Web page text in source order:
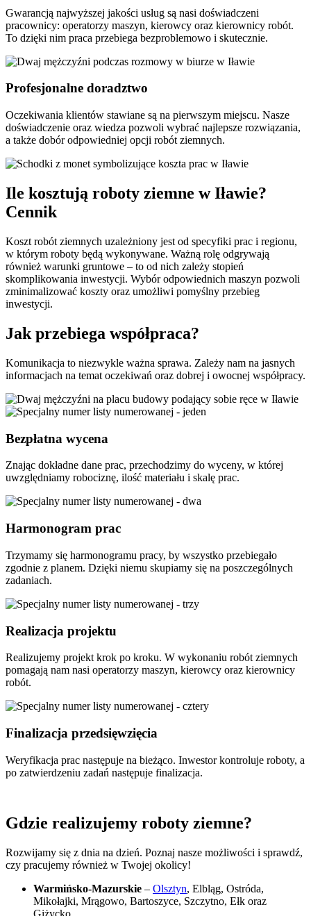
Gwarancją najwyższej jakości usług są nasi doświadczeni
pracownicy: operatorzy maszyn, kierowcy oraz kierownicy robót.
To dzięki nim praca przebiega bezproblemowo i skutecznie.
Profesjonalne doradztwo
Oczekiwania klientów stawiane są na pierwszym miejscu. Nasze
doświadczenie oraz wiedza pozwoli wybrać najlepsze rozwiązania,
a także dobór odpowiedniej opcji robót ziemnych.
Ile kosztują roboty ziemne w Iławie?
Cennik
Koszt robót ziemnych uzależniony jest od specyfiki prac i regionu,
w którym roboty będą wykonywane. Ważną rolę odgrywają
również warunki gruntowe – to od nich zależy stopień
skomplikowania inwestycji. Wybór odpowiednich maszyn pozwoli
zminimalizować koszty oraz umożliwi pomyślny przebieg
inwestycji.
Jak przebiega współpraca?
Komunikacja to niezwykle ważna sprawa. Zależy nam na jasnych
informacjach na temat oczekiwań oraz dobrej i owocnej współpracy.
Bezpłatna wycena
Znając dokładne dane prac, przechodzimy do wyceny, w której
uwzględniamy robociznę, ilość materiału i skalę prac.
Harmonogram prac
Trzymamy się harmonogramu pracy, by wszystko przebiegało
zgodnie z planem. Dzięki niemu skupiamy się na poszczególnych
zadaniach.
Realizacja projektu
Realizujemy projekt krok po kroku. W wykonaniu robót ziemnych
pomagają nam nasi operatorzy maszyn, kierowcy oraz kierownicy
robót.
Finalizacja przedsięwzięcia
Weryfikacja prac następuje na bieżąco. Inwestor kontroluje roboty, a
po zatwierdzeniu zadań następuje finalizacja.
Gdzie realizujemy roboty ziemne?
Rozwijamy się z dnia na dzień. Poznaj nasze możliwości i sprawdź,
czy pracujemy również w Twojej okolicy!
Warmińsko-Mazurskie – Olsztyn, Elbląg, Ostróda,
Mikołajki, Mrągowo, Bartoszyce, Szczytno, Ełk oraz
Giżycko